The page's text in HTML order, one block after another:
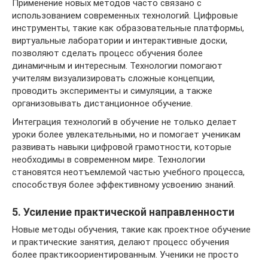
Применение новых методов часто связано с
использованием современных технологий. Цифровые
инструменты, такие как образовательные платформы,
виртуальные лаборатории и интерактивные доски,
позволяют сделать процесс обучения более
динамичным и интересным. Технологии помогают
учителям визуализировать сложные концепции,
проводить эксперименты и симуляции, а также
организовывать дистанционное обучение.
Интеграция технологий в обучение не только делает
уроки более увлекательными, но и помогает ученикам
развивать навыки цифровой грамотности, которые
необходимы в современном мире. Технологии
становятся неотъемлемой частью учебного процесса,
способствуя более эффективному усвоению знаний.
5. Усиление практической направленности
Новые методы обучения, такие как проектное обучение
и практические занятия, делают процесс обучения
более практикоориентированным. Ученики не просто